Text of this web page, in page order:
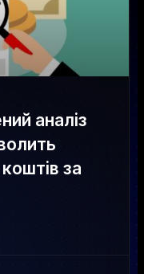
аналіз
за